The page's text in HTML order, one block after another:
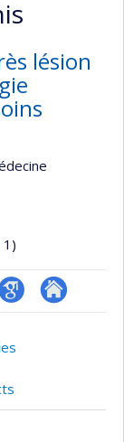
lésion
1)
Autre